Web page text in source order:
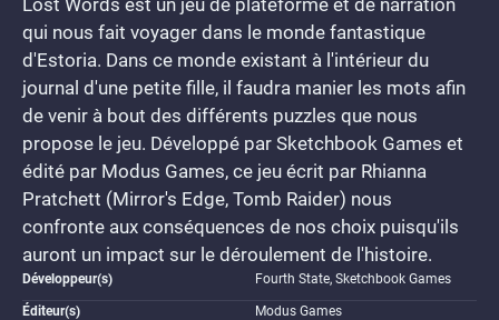
Lost Words est un jeu de plateforme et de narration
qui nous fait voyager dans le monde fantastique
d'Estoria. Dans ce monde existant à l'intérieur du
journal d'une petite fille, il faudra manier les mots afin
de venir à bout des différents puzzles que nous
propose le jeu. Développé par Sketchbook Games et
édité par Modus Games, ce jeu écrit par Rhianna
Pratchett (Mirror's Edge, Tomb Raider) nous
confronte aux conséquences de nos choix puisqu'ils
auront un impact sur le déroulement de l'histoire.
Développeur(s) Fourth State, Sketchbook Games
Éditeur(s) Modus Games